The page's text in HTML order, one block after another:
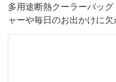
多用途断熱クーラーバッ
ャーや毎日のお出かけに